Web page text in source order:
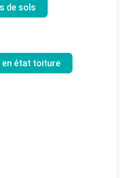
de sols
en état toiture